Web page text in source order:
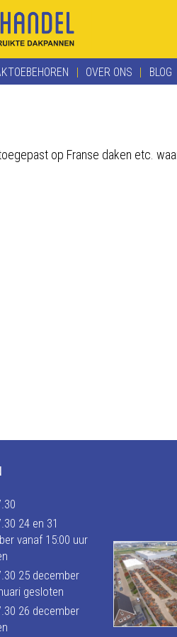
OVER ONS BLOG
op Franse daken etc.
24 en 31
vanaf 15:00 uur
25 december
gesloten
26 december